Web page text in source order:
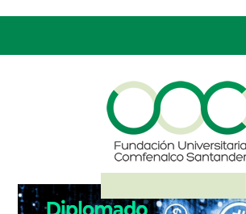
UNC
ADMISIONES
PROGRAMAS
TÉCNICOS LABORALES